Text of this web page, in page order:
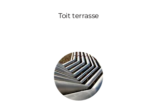
Toit terrasse